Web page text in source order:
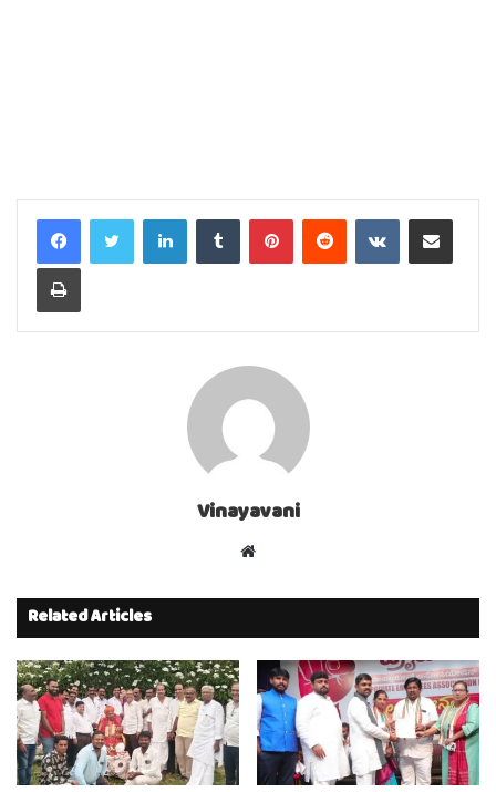
LinkedInTumblr PinterestReddit VKontakteShare via Email
Print
Vinayavani
Website
Related Articles